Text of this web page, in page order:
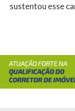
sustentou esse